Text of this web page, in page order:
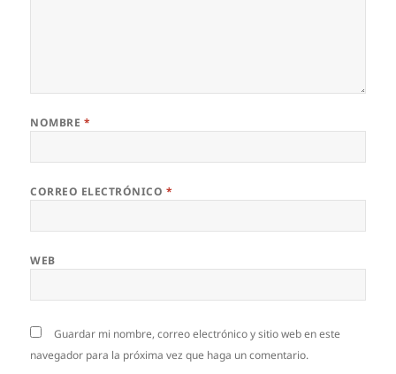
NOMBRE *
CORREO ELECTRÓNICO *
WEB
Guardar mi nombre, correo electrónico y sitio web en este
navegador para la próxima vez que haga un comentario.